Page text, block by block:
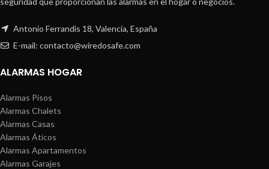
Antonio Ferrandis 18, Valencia, España
E-mail: contacto@wiredosafe.com
ALARMAS HOGAR
Alarmas Pisos
Alarmas Chalets
Alarmas Casas
Alarmas Áticos
Alarmas Apartamentos
Alarmas Garajes